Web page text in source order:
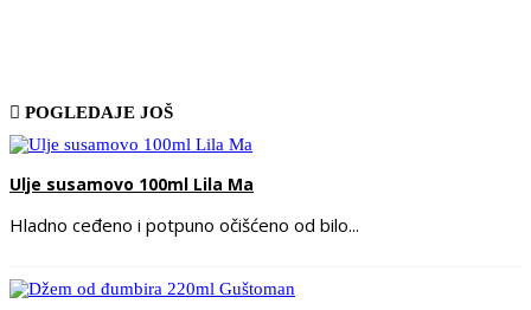
POGLEDAJE JOŠ
Ulje susamovo 100ml Lila Ma
Hladno ceđeno i potpuno očišćeno od bilo...